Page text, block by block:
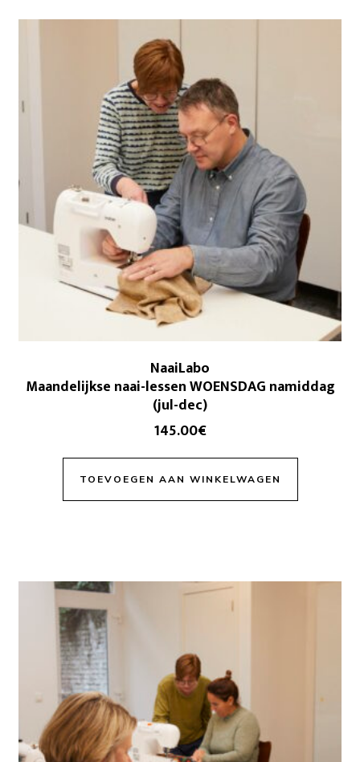
NaaiLabo
Maandelijkse naai-lessen WOENSDAG namiddag
(jul-dec)
145.00€
TOEVOEGEN AAN WINKELWAGEN